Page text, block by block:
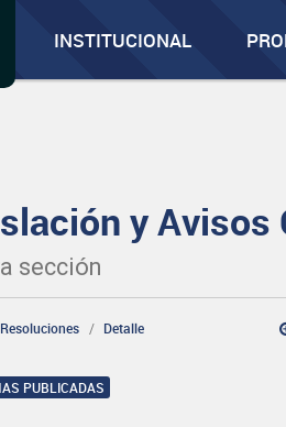
INSTITUCIONAL
y Avisos
sección
Resoluciones Detalle
PUBLICADAS